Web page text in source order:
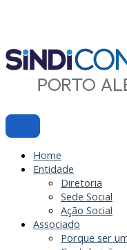
conteúdo
Home
Entidade
Diretoria
Sede Social
Ação Social
Associado
Porque ser